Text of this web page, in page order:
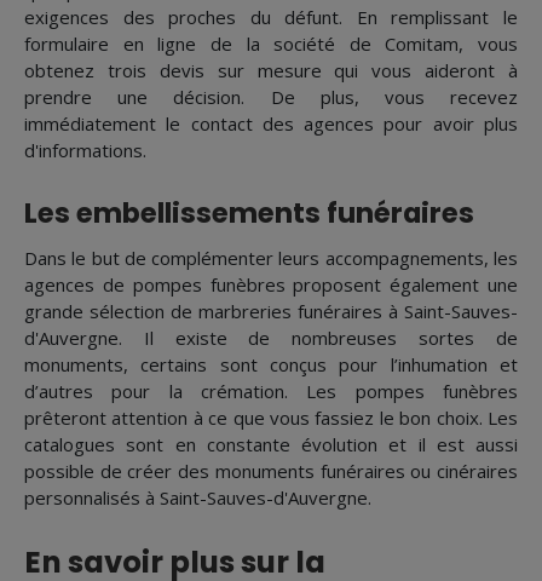
exigences des proches du défunt. En remplissant le
formulaire en ligne de la société de Comitam, vous
obtenez trois devis sur mesure qui vous aideront à
prendre une décision. De plus, vous recevez
immédiatement le contact des agences pour avoir plus
d'informations.
Les embellissements funéraires
Dans le but de complémenter leurs accompagnements, les
agences de pompes funèbres proposent également une
grande sélection de marbreries funéraires à Saint-Sauves-
d'Auvergne. Il existe de nombreuses sortes de
monuments, certains sont conçus pour l’inhumation et
d’autres pour la crémation. Les pompes funèbres
prêteront attention à ce que vous fassiez le bon choix. Les
catalogues sont en constante évolution et il est aussi
possible de créer des monuments funéraires ou cinéraires
personnalisés à Saint-Sauves-d'Auvergne.
En savoir plus sur la